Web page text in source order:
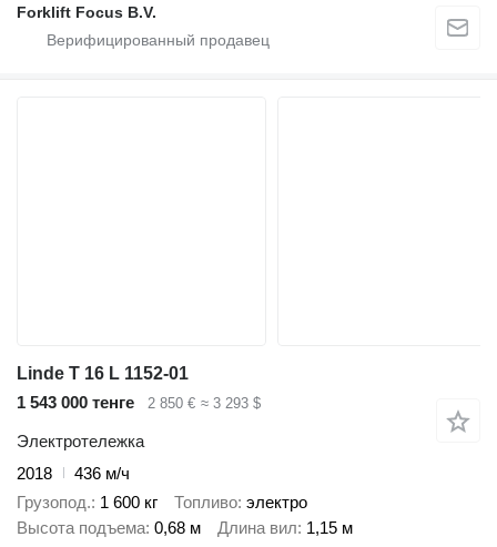
Forklift Focus B.V.
Linde T 16 L 1152-01
1 543 000 тенге
2 850 € ≈ 3 293 $
Электротележка
2018
436 м/ч
Грузопод. 1 600 кг Топливо электро
Высота подъема 0,68 м Длина вил 1,15 м